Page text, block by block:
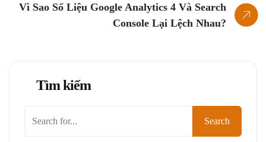
Vì Sao Số Liệu Google Analytics 4 Và Search
Console Lại Lệch Nhau?
Tìm kiếm
Search